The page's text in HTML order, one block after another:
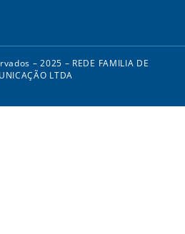
– 2025 – REDE FAMILIA DE
LTDA